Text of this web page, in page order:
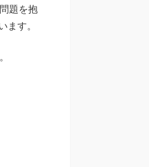
題を抱
す。